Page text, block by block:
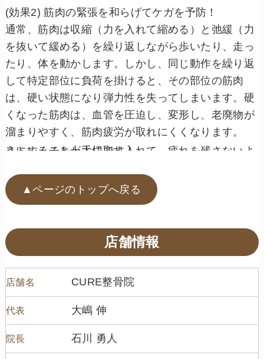
(効果2) 筋肉の緊張を和らげてケガを予防！
通常、筋肉は収縮（力を入れて縮める）と弛緩（力
を抜いて緩める）を繰り返しながら歩いたり、走っ
たり、体を動かします。しかし、同じ動作を繰り返
して特定部位に負荷を掛けると、その部位の筋肉
は、硬い状態になり弾力性を失ってしまいます。硬
くなった筋肉は、血管を圧迫し、変形し、老廃物が
溜まりやすく、筋肉疲労が取れにくくなります。
ストレッチを上手に取り入れて、疲れを残さないようにすることが大切です！
▲ページのトップへ戻る
店舗情報
店舗名 CURE整骨院
代表 大嶋 伸
院長 石川 勇人